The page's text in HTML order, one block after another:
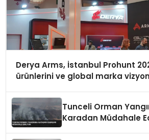
Derya Arms, İstanbul Prohunt
ürünlerini ve global marka
Tunceli Orman
Karadan Müdahale